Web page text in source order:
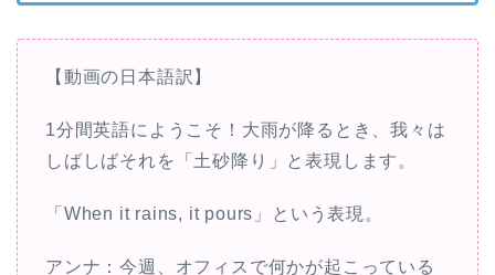
【動画の日本語訳】
1分間英語にようこそ！大雨が降るとき、我々は
しばしばそれを「土砂降り」と表現します。
「When it rains, it pours」という表現。
アンナ：今週、オフィスで何かが起こっている